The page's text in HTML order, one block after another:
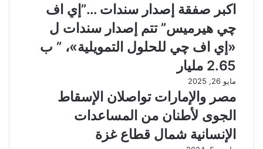
اكبر صفقة إصدار سندات …”إي اف
چي هيرميس” تتم إصدار سندات ل
«إي اف چي للحلول التمويلية»، ” ب
2.65 مليار
مايو 26, 2025
مصر والإمارات تواصلان الإسقاط
الجوى لأطنان من المساعدات
الإنسانية شمال قطاع غزة